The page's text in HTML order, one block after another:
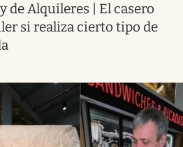
de Alquileres | El casero
si realiza cierto tipo de